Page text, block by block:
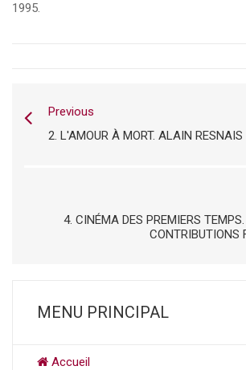
1995.
Previous
2. L'AMOUR À MORT. ALAIN RESNAIS
4. CINÉMA DES PREMIERS
CONTRIBUTIONS
MENU PRINCIPAL
Accueil